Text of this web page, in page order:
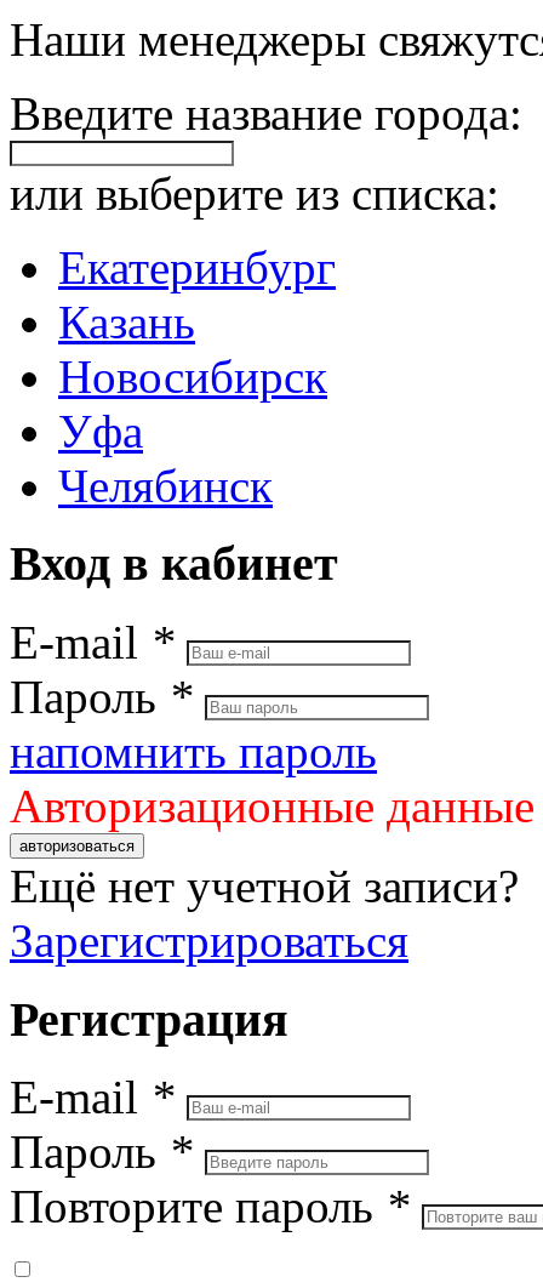
Наши менеджеры
Введите название города:
или выберите из списка:
Екатеринбург
Казань
Новосибирск
Уфа
Челябинск
Вход в кабинет
E-mail *
Пароль *
напомнить пароль
Авторизационные
авторизоваться
Ещё нет учетной записи?
Зарегистрироваться
Регистрация
E-mail *
Пароль *
Повторите пароль *